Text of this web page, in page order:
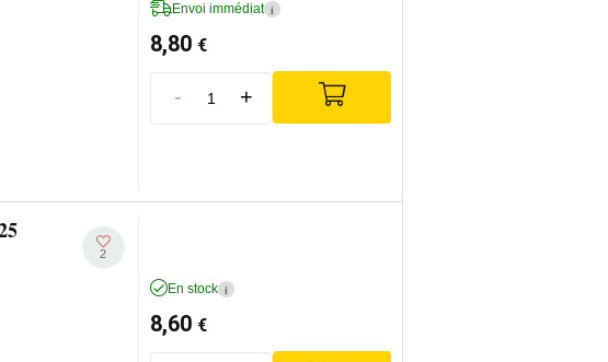
Envoi immédiat i
8,80 €
- +
2
En stock i
8,60 €